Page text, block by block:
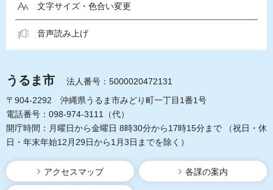
文字サイズ・色合い変更
音声読み上げ
うるま市
法人番号：5000020472131
〒904-2292 沖縄県うるま市みどり町一丁目1番1号
電話番号：098-974-3111（代）
開庁時間：月曜日から金曜日 8時30分から17時15分まで
（祝日・休
日・年末年始12月29日から1月3日までを除く）
アクセスマップ 各課の案内